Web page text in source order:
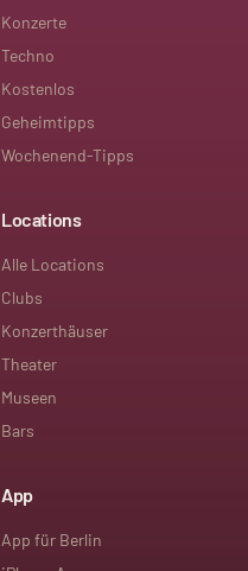
Konzerte
Techno
Kostenlos
Geheimtipps
Wochenend-Tipps
Locations
Alle Locations
Clubs
Konzerthäuser
Theater
Museen
Bars
App
App für Berlin